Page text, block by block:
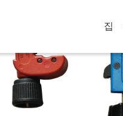
집